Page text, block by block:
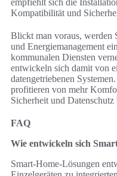
empfiehlt sich die
Kompatibilität und
Blickt man voraus, werden
und Energiemanagement
kommunalen Diensten
entwickeln sich damit von
datengetriebenen
profitieren von mehr
Sicherheit und Datenschutz
FAQ
Wie entwickeln sich
Smart-Home-Lösungen